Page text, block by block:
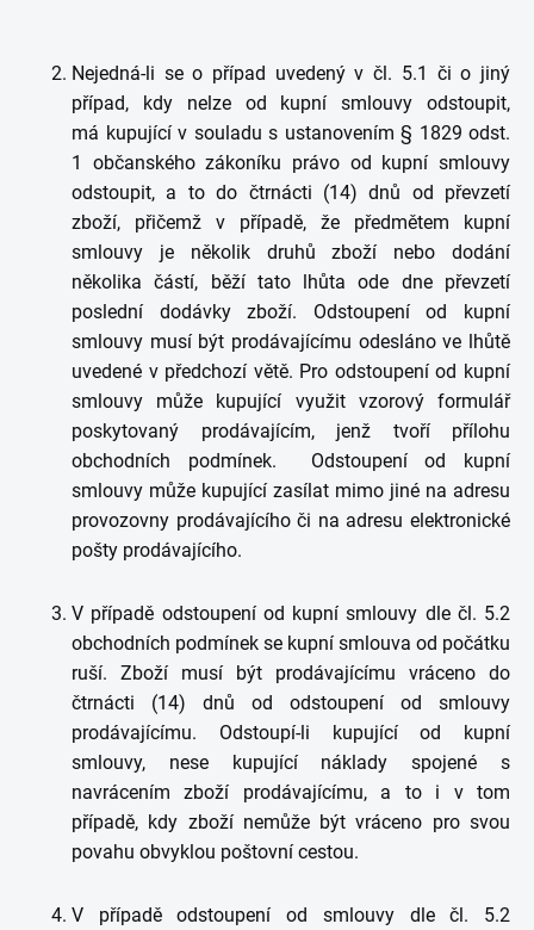
Nejedná-li se o případ uvedený v čl. 5.1 či o jiný
případ, kdy nelze od kupní smlouvy odstoupit,
má kupující v souladu s ustanovením § 1829 odst.
1 občanského zákoníku právo od kupní smlouvy
odstoupit, a to do čtrnácti (14) dnů od převzetí
zboží, přičemž v případě, že předmětem kupní
smlouvy je několik druhů zboží nebo dodání
několika částí, běží tato lhůta ode dne převzetí
poslední dodávky zboží. Odstoupení od kupní
smlouvy musí být prodávajícímu odesláno ve lhůtě
uvedené v předchozí větě. Pro odstoupení od kupní
smlouvy může kupující využit vzorový formulář
poskytovaný prodávajícím, jenž tvoří přílohu
obchodních podmínek. Odstoupení od kupní
smlouvy může kupující zasílat mimo jiné na adresu
provozovny prodávajícího či na adresu elektronické
pošty prodávajícího.
V případě odstoupení od kupní smlouvy dle čl. 5.2
obchodních podmínek se kupní smlouva od počátku
ruší. Zboží musí být prodávajícímu vráceno do
čtrnácti (14) dnů od odstoupení od smlouvy
prodávajícímu. Odstoupí-li kupující od kupní
smlouvy, nese kupující náklady spojené s
navrácením zboží prodávajícímu, a to i v tom
případě, kdy zboží nemůže být vráceno pro svou
povahu obvyklou poštovní cestou.
V případě odstoupení od smlouvy dle čl. 5.2